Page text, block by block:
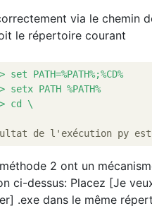
via le chemin
le répertoire courant
PATH=%PATH%;%CD%
PATH %PATH%
cd \
2 ont un
ci-dessus: Placez [Je
.exe dans le même